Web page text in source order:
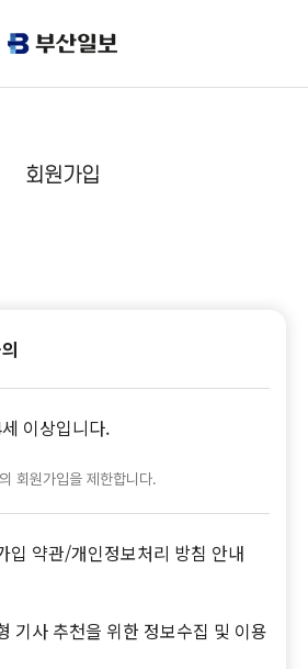
회원가입
이상입니다.
회원가입을 제한합니다.
입 약관/개인정보처리 방침 안내
기사 추천을 위한 정보수집 및 이용